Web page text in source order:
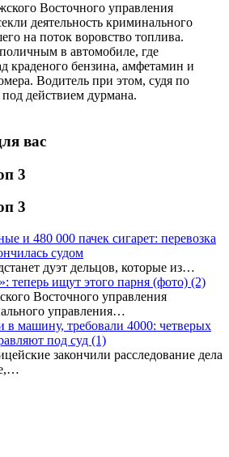
Восточного управления
деятельность криминального
на поток воровство топлива.
в автомобиле, где
краденого бензина, амфетамин и
Водитель при этом, судя по
под действием дурмана.
вас
3
3
и 480 000 пачек сигарет: перевозка
судом
дуэт дельцов, которые из…
теперь ищут этого парня (фото) (2)
Восточного управления
управления…
в машину, требовали 4000: четверых
под суд (1)
закончили расследование дела